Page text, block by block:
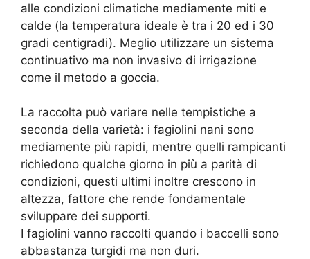
alle condizioni climatiche mediamente miti e
calde (la temperatura ideale è tra i 20 ed i 30
gradi centigradi). Meglio utilizzare un sistema
continuativo ma non invasivo di irrigazione
come il metodo a goccia.
La raccolta può variare nelle tempistiche a
seconda della varietà: i fagiolini nani sono
mediamente più rapidi, mentre quelli rampicanti
richiedono qualche giorno in più a parità di
condizioni, questi ultimi inoltre crescono in
altezza, fattore che rende fondamentale
sviluppare dei supporti.
I fagiolini vanno raccolti quando i baccelli sono
abbastanza turgidi ma non duri.